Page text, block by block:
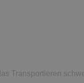
Transportieren